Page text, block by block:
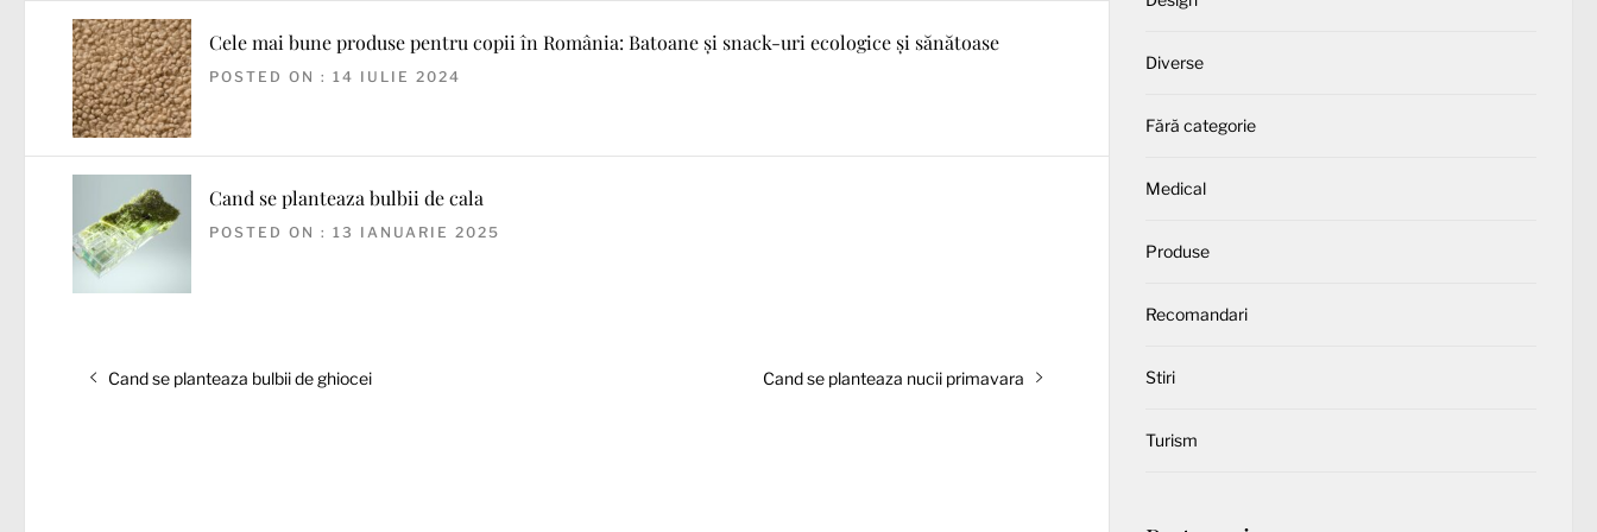
Cele mai bune produse pentru copii în România: Batoane și snack-uri ecologice și sănătoase
POSTED ON : 14 IULIE 2024
Cand se planteaza bulbii de cala
POSTED ON : 13 IANUARIE 2025
Articolul
Cand se planteaza bulbii de ghiocei
Articolul
Cand se planteaza nucii primavara
Diverse
Fără categorie
Medical
Produse
Recomandari
Stiri
Turism